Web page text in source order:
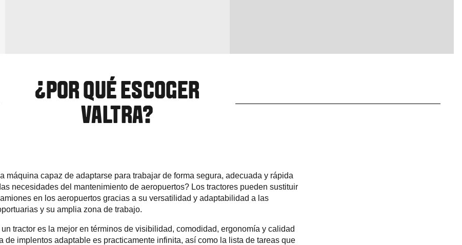
¿POR QUÉ ESCOGER
VALTRA?
máquina capaz de adaptarse para trabajar de forma segura, adecuada y rápida
necesidades del mantenimiento de aeropuertos? Los tractores pueden sustituir
en los aeropuertos gracias a su versatilidad y adaptabilidad a las
y su amplia zona de trabajo.
tractor es la mejor en términos de visibilidad, comodidad, ergonomía y calidad
de implentos adaptable es practicamente infinita, así como la lista de tareas que